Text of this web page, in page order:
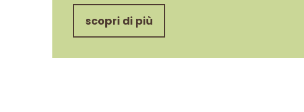
scopri di più